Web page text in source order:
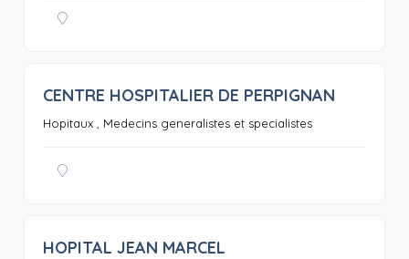
0
CENTRE HOSPITALIER DE PERPIGNAN
Hopitaux , Medecins generalistes et specialistes
HOPITAL JEAN MARCEL